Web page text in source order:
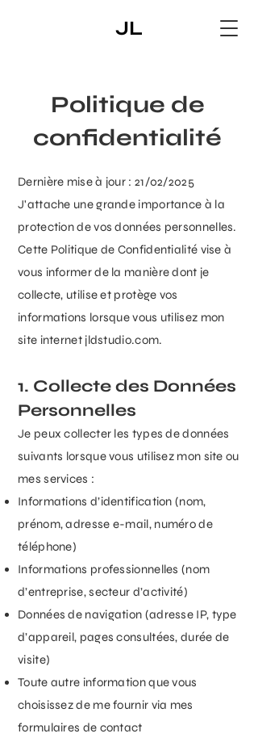
JL
Politique de
confidentialité
Dernière mise à jour : 21/02/2025
J'attache une grande importance à la
protection de vos données personnelles.
Cette Politique de Confidentialité vise à
vous informer de la manière dont je
collecte, utilise et protège vos
informations lorsque vous utilisez mon
site internet jldstudio.com.
1. Collecte des Données
Personnelles
Je peux collecter les types de données
suivants lorsque vous utilisez mon site ou
mes services :
Informations d’identification (nom,
prénom, adresse e-mail, numéro de
téléphone)
Informations professionnelles (nom
d’entreprise, secteur d’activité)
Données de navigation (adresse IP, type
d’appareil, pages consultées, durée de
visite)
Toute autre information que vous
choisissez de me fournir via mes
formulaires de contact